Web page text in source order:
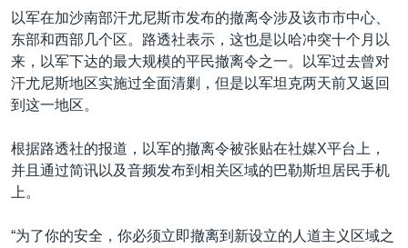
以军在加沙南部汗尤尼斯市发布的撤离令涉及该市市中心、
东部和西部几个区。路透社表示，这也是以哈冲突十个月以
来，以军下达的最大规模的平民撤离令之一。以军过去曾对
汗尤尼斯地区实施过全面清剿，但是以军坦克两天前又返回
到这一地区。
根据路透社的报道，以军的撤离令被张贴在社媒X平台上，
并且通过简讯以及音频发布到相关区域的巴勒斯坦居民手机
上。
“为了你的安全，你必须立即撤离到新设立的人道主义区域之